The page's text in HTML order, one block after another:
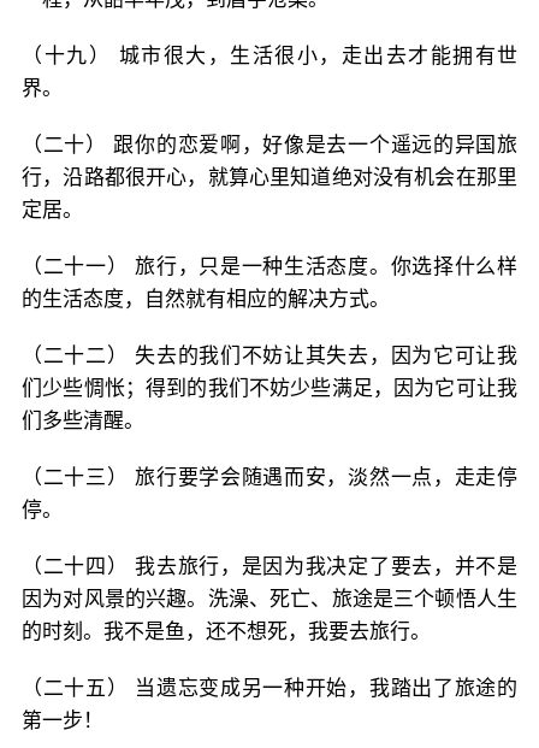
（十九） 城市很大，生活很小，走出去才能拥有世
界。
（二十） 跟你的恋爱啊，好像是去一个遥远的异国旅
行，沿路都很开心，就算心里知道绝对没有机会在那里
定居。
（二十一） 旅行，只是一种生活态度。你选择什么样
的生活态度，自然就有相应的解决方式。
（二十二） 失去的我们不妨让其失去，因为它可让我
们少些惆怅；得到的我们不妨少些满足，因为它可让我
们多些清醒。
（二十三） 旅行要学会随遇而安，淡然一点，走走停
停。
（二十四） 我去旅行，是因为我决定了要去，并不是
因为对风景的兴趣。洗澡、死亡、旅途是三个顿悟人生
的时刻。我不是鱼，还不想死，我要去旅行。
（二十五） 当遗忘变成另一种开始，我踏出了旅途的
第一步！